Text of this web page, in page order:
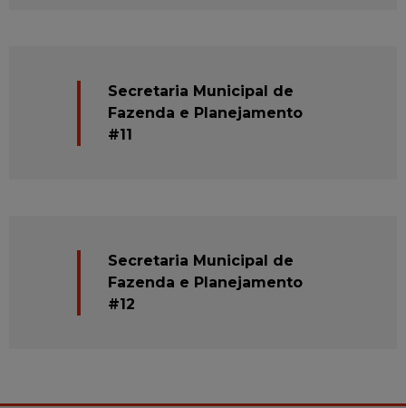
Secretaria Municipal de
Fazenda e Planejamento
#11
Secretaria Municipal de
Fazenda e Planejamento
#12